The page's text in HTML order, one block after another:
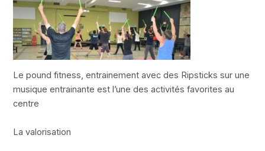
Le pound fitness, entrainement avec des Ripsticks sur une
musique entrainante est l’une des activités favorites au
centre
La valorisation